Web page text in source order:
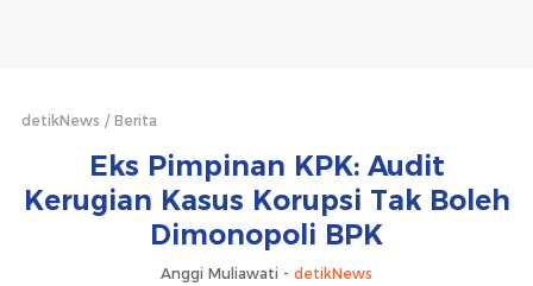
detikNews Berita
Eks Pimpinan KPK: Audit
Kerugian Kasus Korupsi Tak Boleh
Dimonopoli BPK
Anggi Muliawati - detikNews